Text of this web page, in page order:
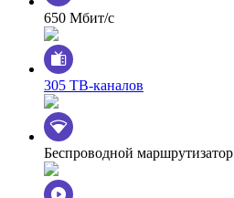
650 Мбит/с
305 ТВ-каналов
Беспроводной маршрутизатор